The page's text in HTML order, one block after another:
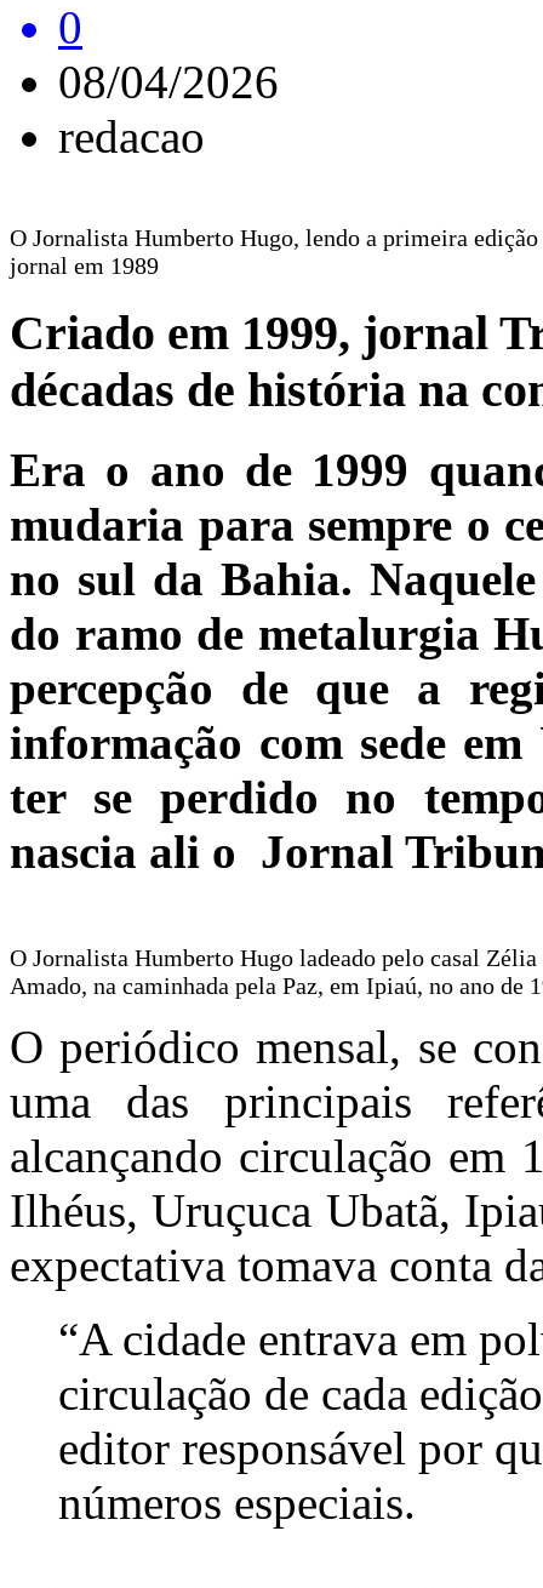
0
08/04/2026
redacao
O Jornalista Humberto Hugo, lendo a primeira edição
jornal em 1989
Criado em 1999, jornal
décadas de história na
Era o ano de 1999
mudaria para sempre o
no sul da Bahia.
do ramo de metalurgia
percepção de que a
informação com sede
ter se perdido no
nascia ali o Jornal
O Jornalista Humberto Hugo ladeado pelo casal Zélia
Amado, na caminhada pela Paz, em Ipiaú, no ano de
O periódico mensal, se
uma das principais
alcançando circulação em
Ilhéus, Uruçuca Ubatã,
expectativa tomava conta
“A cidade entrava em
circulação de cada
editor responsável por
números especiais.